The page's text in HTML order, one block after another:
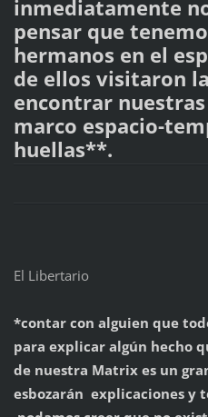
inmediatamente
pensar que
hermanos en el
de ellos visitaron
encontrar
marco espacio-
huellas**.
El Libertario
*contar con alguien que
para explicar algún hecho
de nuestra Matrix es un
esbozarán explicaciones y